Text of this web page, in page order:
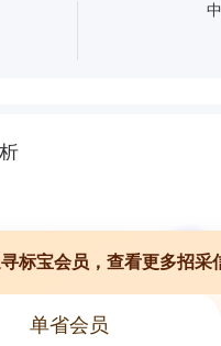
标宝会员，查看更多招采
单省会员